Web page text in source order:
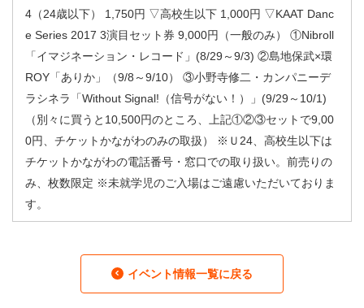
4（24歳以下） 1,750円 ▽高校生以下 1,000円 ▽KAAT Danc
e Series 2017 3演目セット券 9,000円（一般のみ） ①Nibroll
「イマジネーション・レコード」(8/29～9/3) ②島地保武×環
ROY「ありか」（9/8～9/10） ③小野寺修二・カンパニーデ
ラシネラ「Without Signal!（信号がない！）」(9/29～10/1)
（別々に買うと10,500円のところ、上記①②③セットで9,00
0円、チケットかながわのみの取扱） ※Ｕ24、高校生以下は
チケットかながわの電話番号・窓口での取り扱い。前売りの
み、枚数限定 ※未就学児のご入場はご遠慮いただいておりま
す。
イベント情報一覧に戻る